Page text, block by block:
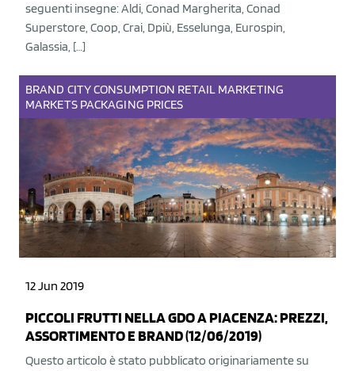
seguenti insegne: Aldi, Conad Margherita, Conad
Superstore, Coop, Crai, Dpiù, Esselunga, Eurospin,
Galassia, […]
BRAND CITYCONSUMPTION RETAIL MARKETING
MARKETS PACKAGING PRICES
12 Jun 2019
PICCOLI FRUTTI NELLA GDO A PIACENZA: PREZZI,
ASSORTIMENTO E BRAND (12/06/2019)
Questo articolo è stato pubblicato originariamente su